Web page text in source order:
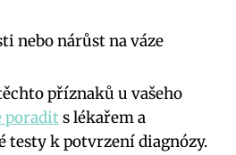
nebo nárůst na váze
příznaků u vašeho
poradit s lékařem a
testy k potvrzení diagnózy.